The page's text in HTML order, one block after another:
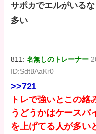
サポカでエルがいる
多い
811:名無しのトレーナー
ID:SdtBAaKr0
>>721
トレで強いとこの
うどうかはケースバ
を上げてる人が多い